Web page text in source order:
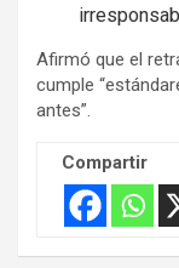
n
t
:
Afirmó que el
cumple
antes”.
Compartir